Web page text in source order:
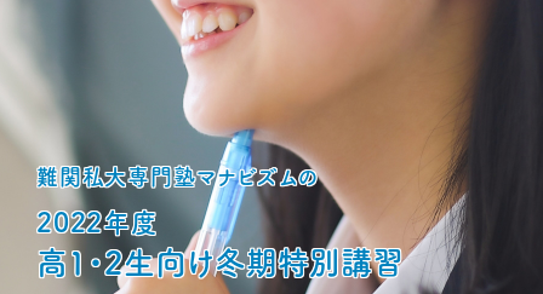
難関私大専門塾マナビズムの
2022年度
高1・2生向け冬期特別講習